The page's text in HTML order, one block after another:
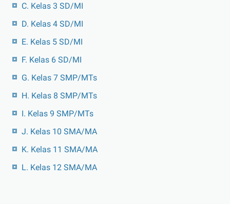
C. Kelas 3 SD/MI
D. Kelas 4 SD/MI
E. Kelas 5 SD/MI
F. Kelas 6 SD/MI
G. Kelas 7 SMP/MTs
H. Kelas 8 SMP/MTs
I. Kelas 9 SMP/MTs
J. Kelas 10 SMA/MA
K. Kelas 11 SMA/MA
L. Kelas 12 SMA/MA